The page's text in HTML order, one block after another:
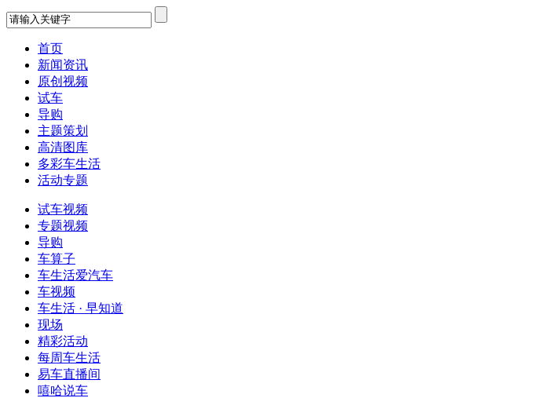
首页
新闻资讯
原创视频
试车
导购
主题策划
高清图库
多彩车生活
活动专题
试车视频
专题视频
导购
车算子
车生活爱汽车
车视频
车生活 · 早知道
现场
精彩活动
每周车生活
易车直播间
嘻哈说车